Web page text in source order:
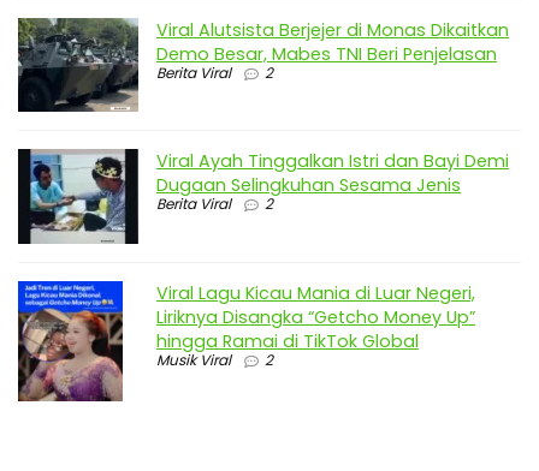
Viral Alutsista Berjejer di Monas Dikaitkan
Demo Besar, Mabes TNI Beri Penjelasan
Berita Viral 2
Viral Ayah Tinggalkan Istri dan Bayi Demi
Dugaan Selingkuhan Sesama Jenis
Berita Viral 2
Viral Lagu Kicau Mania di Luar Negeri,
Liriknya Disangka “Getcho Money Up”
hingga Ramai di TikTok Global
Musik Viral 2